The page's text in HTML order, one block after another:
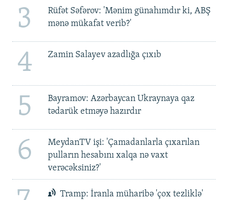
3
Rüfət Səfərov: 'Mənim günahımdır ki, ABŞ
mənə mükafat verib?'
4 Zamin Salayev azadlığa çıxıb
5
Bayramov: Azərbaycan Ukraynaya qaz
tədarük etməyə hazırdır
6
MeydanTV işi: 'Çamadanlarla çıxarılan
pulların hesabını xalqa nə vaxt
verəcəksiniz?'
Tramp: İranla müharibə 'çox tezliklə'